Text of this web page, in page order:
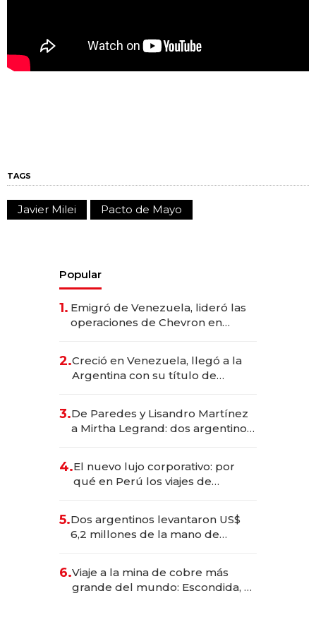
TAGS
Javier Milei Pacto de Mayo
Popular
1. Emigró de Venezuela, lideró las
operaciones de Chevron en
2.Creció en Venezuela, llegó a la
Argentina con su título de
las marcas "fast premium"
3.De Paredes y Lisandro Martínez
a Mirtha Legrand: dos argentinos
4.El nuevo lujo corporativo: por
qué en Perú los viajes de
para convertirse en experiencias
transformadoras
5.Dos argentinos levantaron US$
6,2 millones de la mano de
6.Viaje a la mina de cobre más
grande del mundo: Escondida, el